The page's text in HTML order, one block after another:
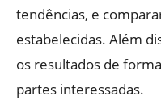
tendências, e
estabelecidas. Além
os resultados de
partes interessadas.